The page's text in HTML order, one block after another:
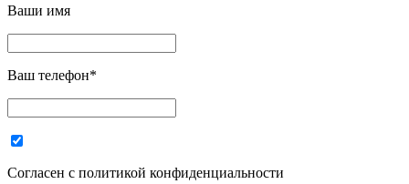
Ваши имя
Ваш телефон*
Согласен с политикой конфиденциальности